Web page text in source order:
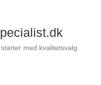
med kvalitetsvalg.